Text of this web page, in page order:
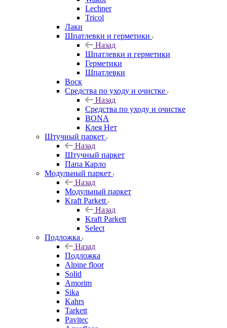
Lechner
Tricol
Лаки
Шпатлевки и герметики
Назад
Шпатлевки и герметики
Герметики
Шпатлевки
Воск
Средства по уходу и очистке
Назад
Средства по уходу и очистке
BONA
Клея Нет
Штучный паркет
Назад
Штучный паркет
Папа Карло
Модульный паркет
Назад
Модульный паркет
Kraft Parkett
Назад
Kraft Parkett
Select
Подложка
Назад
Подложка
Alpine floor
Solid
Amorim
Sika
Kahrs
Tarkett
Pavitec